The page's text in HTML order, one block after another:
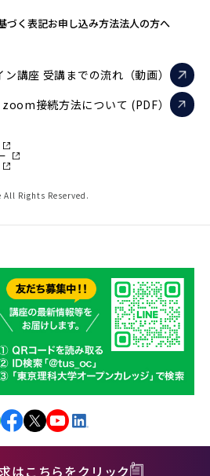
づく表記お申し込み方法法人の方へ
ン講座 受講までの流れ（動画）
zoom接続方法について (PDF）
Rights Reserved.
はこちらをクリック